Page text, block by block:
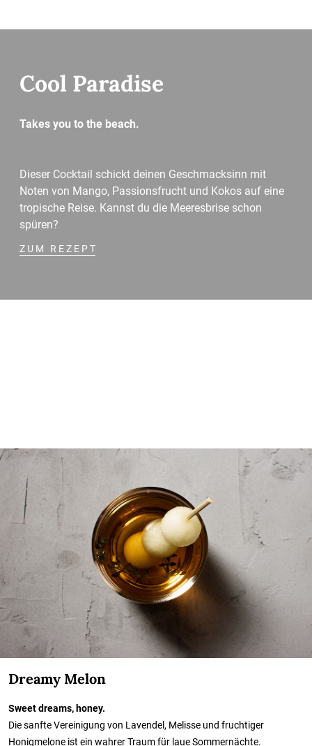
Cool Paradise
Takes you to the beach.
Dieser Cocktail schickt deinen Geschmacksinn mit
Noten von Mango, Passionsfrucht und Kokos auf eine
tropische Reise. Kannst du die Meeresbrise schon
spüren?
ZUM REZEPT
Dreamy Melon
Sweet dreams, honey.
Die sanfte Vereinigung von Lavendel, Melisse und fruchtiger
Honigmelone ist ein wahrer Traum für laue Sommernächte.